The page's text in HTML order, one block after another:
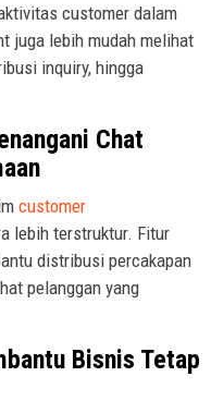
customer dalam
juga lebih mudah melihat
inquiry, hingga
Chat
customer
lebih terstruktur. Fitur
distribusi percakapan
pelanggan yang
Bisnis Tetap